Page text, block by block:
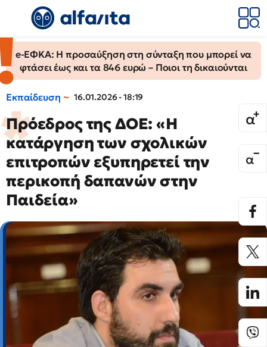
e-ΕΦΚΑ: Η προσαύξηση στη σύνταξη που μπορεί να
φτάσει έως και τα 846 ευρώ – Ποιοι τη δικαιούνται
Εκπαίδευση 16.01.2026 - 18:19
Πρόεδρος της ΔΟΕ: «Η
κατάργηση των σχολικών
επιτροπών εξυπηρετεί την
περικοπή δαπανών στην
Παιδεία»